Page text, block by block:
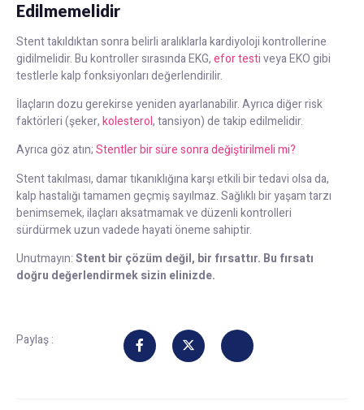
Edilmemelidir
Stent takıldıktan sonra belirli aralıklarla kardiyoloji kontrollerine
gidilmelidir. Bu kontroller sırasında EKG,efor testiveya EKO gibi
testlerle kalp fonksiyonları değerlendirilir.
İlaçların dozu gerekirse yeniden ayarlanabilir. Ayrıca diğer risk
faktörleri (şeker,kolesterol, tansiyon) de takip edilmelidir.
Ayrıca göz atın;Stentler bir süre sonra değiştirilmeli mi?
Stent takılması, damar tıkanıklığına karşı etkili bir tedavi olsa da,
kalp hastalığı tamamen geçmiş sayılmaz. Sağlıklı bir yaşam tarzı
benimsemek, ilaçları aksatmamak ve düzenli kontrolleri
sürdürmek uzun vadede hayati öneme sahiptir.
Unutmayın:Stent bir çözüm değil, bir fırsattır. Bu fırsatı
doğru değerlendirmek sizin elinizde.
Paylaş :